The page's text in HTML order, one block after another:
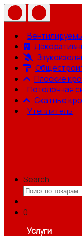
Плоские
Потолочная
Скатные
Утеплитель
Search
Искать:
0
Услуги